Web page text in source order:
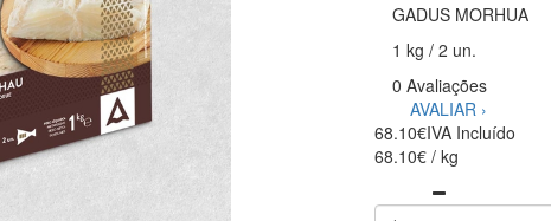
GADUS MORHUA
1 kg / 2 un.
0 Avaliações
AVALIAR ›
68.10€IVA Incluído
68.10€ / kg